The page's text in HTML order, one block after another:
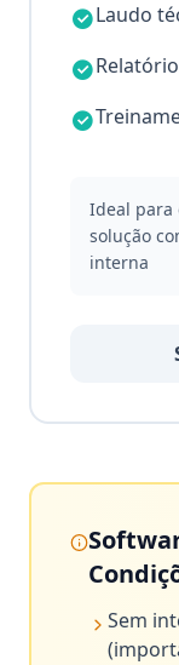
Laudo
Ideal para
solução
interna
Sem